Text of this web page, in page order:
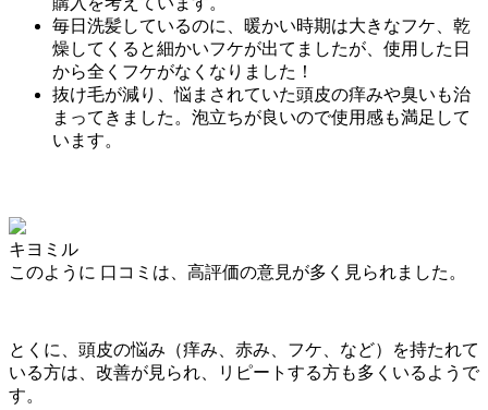
毎日洗髪しているのに、暖かい時期は大きなフケ、乾
燥してくると細かいフケが出てましたが、 使用した日
から全くフケがなくなりました！
抜け毛が減り、悩まされていた頭皮の痒みや臭いも治
まってきました。 泡立ちが良いので使用感も満足して
います。
キヨミル
このように 口コミは、 高評価の意見が多く見られました。
とくに、頭皮の悩み（痒み、赤み、フケ、など）を持たれて
いる方は、改善が見られ、リピートする方も多くいるようで
す。